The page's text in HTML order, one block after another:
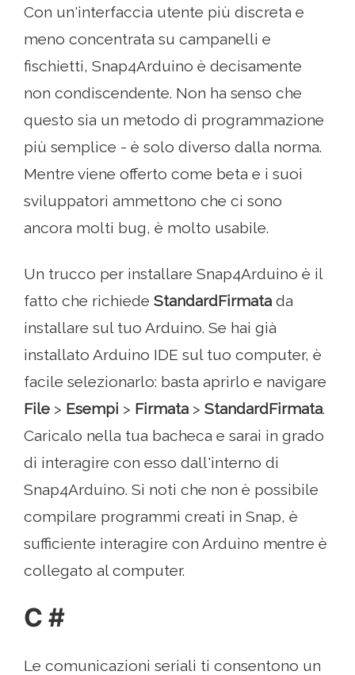
Con un'interfaccia utente più discreta e
meno concentrata su campanelli e
fischietti, Snap4Arduino è decisamente
non condiscendente. Non ha senso che
questo sia un metodo di programmazione
più semplice - è solo diverso dalla norma.
Mentre viene offerto come beta e i suoi
sviluppatori ammettono che ci sono
ancora molti bug, è molto usabile.
Un trucco per installare Snap4Arduino è il
fatto che richiede StandardFirmata da
installare sul tuo Arduino. Se hai già
installato Arduino IDE sul tuo computer, è
facile selezionarlo: basta aprirlo e navigare
File > Esempi > Firmata > StandardFirmata.
Caricalo nella tua bacheca e sarai in grado
di interagire con esso dall'interno di
Snap4Arduino. Si noti che non è possibile
compilare programmi creati in Snap, è
sufficiente interagire con Arduino mentre è
collegato al computer.
C #
Le comunicazioni seriali ti consentono un